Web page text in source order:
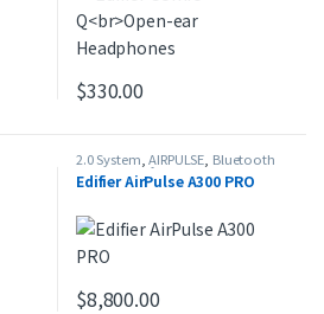
產品頁面選擇選項
$330.00
2.0 System,AIRPULSE, Bluetooth
Speaker ,Edifier Home Theater
Studio Series
Edifier AirPulse A300 PRO
$8,800.00